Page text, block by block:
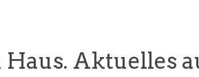
Aktuelles